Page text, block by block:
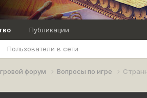
Пользователи в сети
Публикации
форум Вопросы по игре